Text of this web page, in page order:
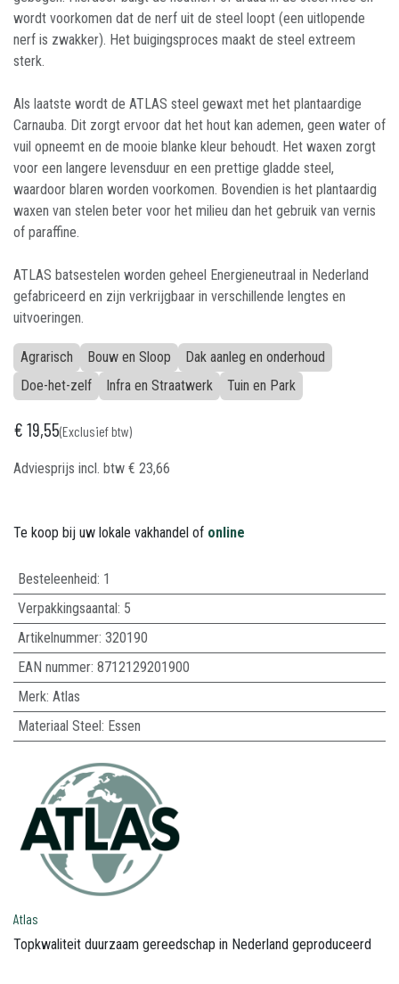
wordt voorkomen dat de nerf uit de steel loopt (een uitlopende
nerf is zwakker). Het buigingsproces maakt de steel extreem
sterk.
Als laatste wordt de ATLAS steel gewaxt met het plantaardige
Carnauba. Dit zorgt ervoor dat het hout kan ademen, geen water of
vuil opneemt en de mooie blanke kleur behoudt. Het waxen zorgt
voor een langere levensduur en een prettige gladde steel,
waardoor blaren worden voorkomen. Bovendien is het plantaardig
waxen van stelen beter voor het milieu dan het gebruik van vernis
of paraffine.
ATLAS batsestelen worden geheel Energieneutraal in Nederland
gefabriceerd en zijn verkrijgbaar in verschillende lengtes en
uitvoeringen.
Agrarisch Bouw en Sloop
Dak aanleg en onderhoud
Doe-het-zelf
Infra en Straatwerk Tuin en Park
€19,55(Exclusief btw)
Adviesprijs incl. btw € 23,66
Te koop bij uw lokale vakhandel of online
Besteleenheid: 1
Verpakkingsaantal: 5
Artikelnummer: 320190
EAN nummer: 8712129201900
Merk: Atlas
Materiaal Steel: Essen
Atlas
Topkwaliteit duurzaam gereedschap in Nederland geproduceerd